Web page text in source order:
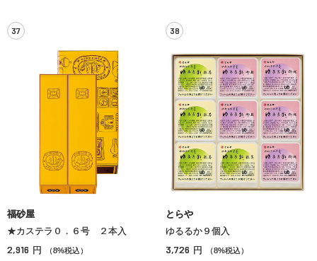
37
福砂屋
★カステラ０．６号 ２本入
2,916 円 （8%税込）
38
とらや
ゆるるか９個入
3,726 円 （8%税込）